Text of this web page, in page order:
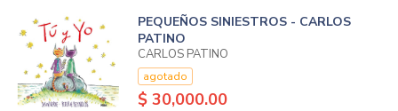
PEQUEÑOS SINIESTROS - CARLOS
PATINO
CARLOS PATINO
agotado
$ 30,000.00